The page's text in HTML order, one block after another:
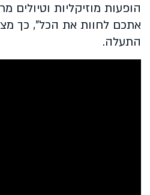
הופעות מוזיקליות וטיולים
אתכם לחוות את הכל", כך
התעלה.